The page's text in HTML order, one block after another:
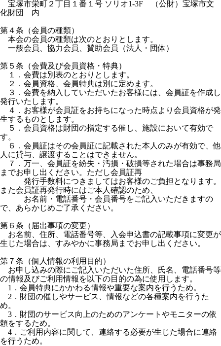
宝塚市栄町２丁目１番１号 ソリオ1-3F （公財）宝塚市文
化財団 内
第４条（会員の種類）
本会の会員の種類は次のとおりとします。
一般会員、協力会員、賛助会員（法人・団体）
第５条（会費及び会員資格・特典）
１．会費は別表のとおりとします。
２．会員資格、会員特典は別に定めます。
３．会費を納入していただいたお客様には、会員証を作成し
発行いたします。
４．お客様が会員証をお持ちになった時点より会員資格が発
生するものとします。
５．会員資格は財団の指定する催し、施設において有効で
す。
６．会員証はその会員証に記載された本人のみが有効で、他
人に貸与、譲渡することはできません。
７．万一、会員証を紛失・汚損・破損等された場合は事務局
までお申し出ください。ただし会員証再
発行手数料につきましてはお客様のご負担となります。
また会員証再発行時にはご本人確認のため、
お名前・電話番号・会員番号をご記入いただきますの
で、あらかじめご了承ください。
第６条（届出事項の変更）
お名前、住所、電話番号等、入会申込書の記載事項に変更が
生じた場合は、すみやかに事務局までお申し出ください。
第７条（個人情報の利用目的）
お申し込みの際にご記入いただいた住所、氏名、電話番号等
の情報及びご利用情報を以下の目的の為に使用します。
1．会員特典にかかわる情報や重要な案内を行うため。
2．財団の催しやサービス、情報などの各種案内を行うた
め。
3．財団のサービス向上のためのアンケートやモニターの依
頼をするため。
4．ご利用内容に関して、連絡する必要が生じた場合に連絡
を行うため。